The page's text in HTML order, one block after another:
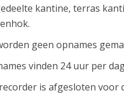
kantine, terras
geen opnames
vinden 24 uur per
is afgesloten voor